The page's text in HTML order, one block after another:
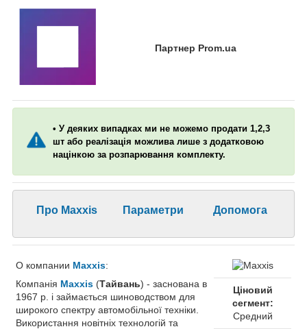
Партнер Prom.ua
• У деяких випадках ми не можемо продати 1,2,3
шт або реалізація можлива лише з додатковою
націнкою за розпарювання комплекту.
Про Maxxis Параметри Допомога
О компании Maxxis:
Компанія Maxxis (Тайвань) - заснована в
1967 р. і займається шиноводством для
широкого спектру автомобільної техніки.
Використання новітніх технологій та
Ціновий
сегмент:
Средний